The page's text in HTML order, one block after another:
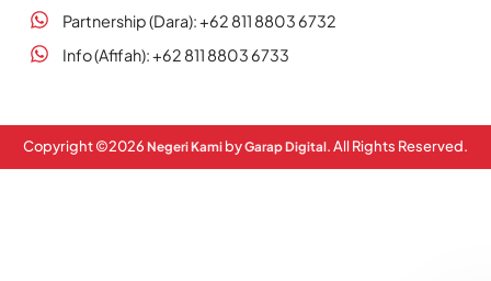
Partnership (Dara): +62 811 8803 6732
Info (Afifah): +62 811 8803 6733
Copyright ©2026 Negeri Kami byGarap Digital. All Rights Reserved.